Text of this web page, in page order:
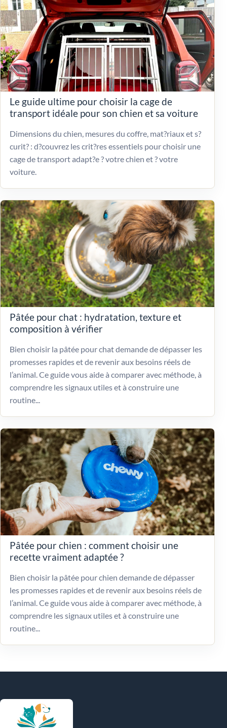
Le guide ultime pour choisir la cage de
transport idéale pour son chien et sa voiture
Dimensions du chien, mesures du coffre, mat?riaux et s?
curit? : d?couvrez les crit?res essentiels pour choisir une
cage de transport adapt?e ? votre chien et ? votre
voiture.
Pâtée pour chat : hydratation, texture et
composition à vérifier
Bien choisir la pâtée pour chat demande de dépasser les
promesses rapides et de revenir aux besoins réels de
l’animal. Ce guide vous aide à comparer avec méthode, à
comprendre les signaux utiles et à construire une
routine...
Pâtée pour chien : comment choisir une
recette vraiment adaptée ?
Bien choisir la pâtée pour chien demande de dépasser
les promesses rapides et de revenir aux besoins réels de
l’animal. Ce guide vous aide à comparer avec méthode, à
comprendre les signaux utiles et à construire une
routine...